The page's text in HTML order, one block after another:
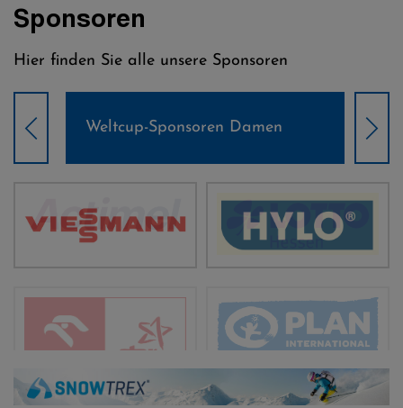
Sponsoren
Hier finden Sie alle unsere Sponsoren
Weltcup-Sponsoren Damen